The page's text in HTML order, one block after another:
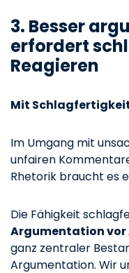
3. Besser
erfordert
Reagieren
Mit
Im Umgang mit
unfairen
Rhetorik braucht es
Die Fähigkeit
Argumentation vor
ganz zentraler
Argumentation. Wir